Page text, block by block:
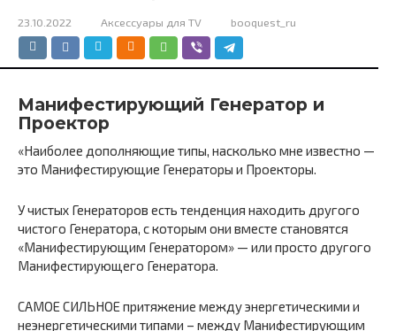
23.10.2022 Аксессуары для TV booquest_ru
Манифестирующий Генератор и
Проектор
«Наиболее дополняющие типы, насколько мне известно —
это Манифестирующие Генераторы и Проекторы.
У чистых Генераторов есть тенденция находить другого
чистого Генератора, с которым они вместе становятся
«Манифестирующим Генератором» — или просто другого
Манифестирующего Генератора.
САМОЕ СИЛЬНОЕ притяжение между энергетическими и
неэнергетическими типами – между Манифестирующим